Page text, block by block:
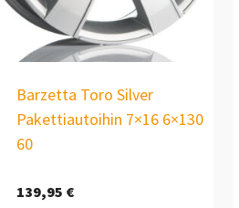
Barzetta Toro Silver
Pakettiautoihin 7×16 6×130
60
139,95 €